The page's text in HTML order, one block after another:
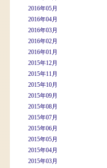
2016年05月
2016年04月
2016年03月
2016年02月
2016年01月
2015年12月
2015年11月
2015年10月
2015年09月
2015年08月
2015年07月
2015年06月
2015年05月
2015年04月
2015年03月